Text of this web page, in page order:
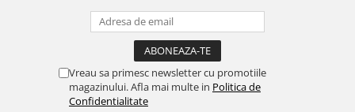
Vreau sa primesc newsletter cu promotiile
magazinului. Afla mai multe in Politica de
Confidentialitate